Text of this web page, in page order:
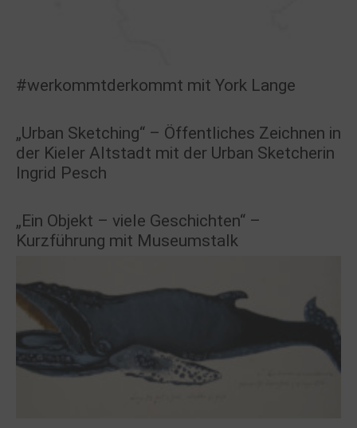
#werkommtderkommt mit York Lange
„Urban Sketching“ – Öffentliches Zeichnen in
der Kieler Altstadt mit der Urban Sketcherin
Ingrid Pesch
„Ein Objekt – viele Geschichten“ –
Kurzführung mit Museumstalk